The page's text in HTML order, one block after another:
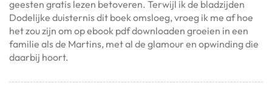
geesten gratis lezen betoveren. Terwijl ik de bladzijden
Dodelijke duisternis dit boek omsloeg, vroeg ik me af hoe
het zou zijn om op ebook pdf downloaden groeien in een
familie als de Martins, met al de glamour en opwinding die
daarbij hoort.